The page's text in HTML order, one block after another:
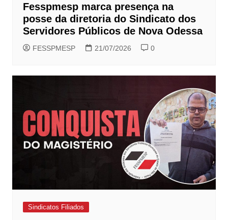
Fesspmesp marca presença na
posse da diretoria do Sindicato dos
Servidores Públicos de Nova Odessa
FESSPMESP 21/07/2026 0
Sindicatos Filiados